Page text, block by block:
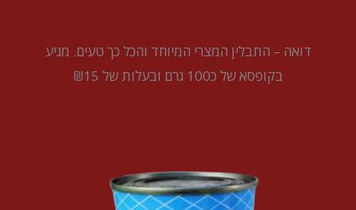
דואה – התבלין המצרי המיוחד והכל כך טעים. מגיע
בקופסא של כ100 גרם ובעלות של ₪15